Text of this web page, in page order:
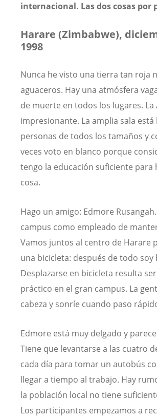
internacional. Las dos cosas por
Harare (Zimbabwe),
1998
Nunca he visto una tierra tan roja
aguaceros. Hay una atmósfera
de muerte en todos los lugares. La
impresionante. La amplia sala está
personas de todos los tamaños y
veces voto en blanco porque
tengo la educación suficiente para
cosa.
Hago un amigo: Edmore
campus como empleado de
Vamos juntos al centro de Harare
una bicicleta: después de todo soy
Desplazarse en bicicleta resulta
práctico en el gran campus. La
cabeza y sonríe cuando paso
Edmore está muy delgado y
Tiene que levantarse a las cuatro
cada día para tomar un autobús
llegar a tiempo al trabajo. Hay
la población local no tiene
Los participantes empezamos a